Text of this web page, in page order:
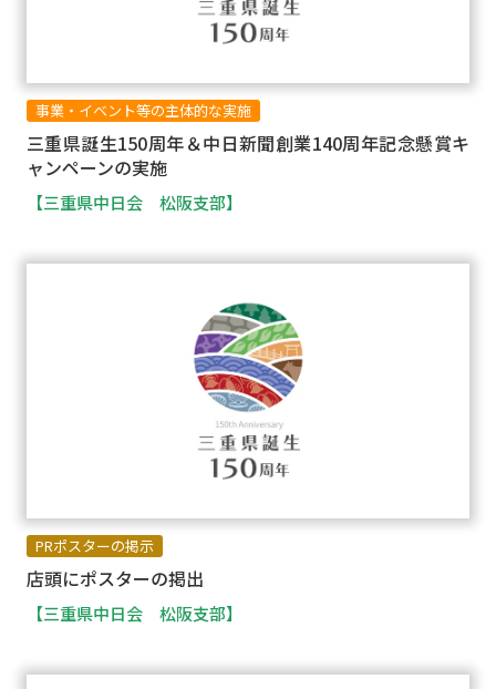
事業・イベント等の主体的な実施
三重県誕生150周年＆中日新聞創業140周年記念懸賞キ
ャンペーンの実施
【三重県中日会 松阪支部】
PRポスターの掲示
店頭にポスターの掲出
【三重県中日会 松阪支部】